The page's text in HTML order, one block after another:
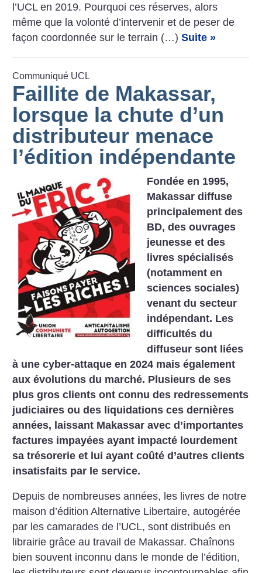
l’UCL en 2019. Pourquoi ces réserves, alors
même que la volonté d’intervenir et de peser de
façon coordonnée sur le terrain (…)Suite »
Communiqué UCL
Faillite de Makassar,
lorsque la chute d’un
distributeur menace
l’édition indépendante
Fondée en 1995,
Makassar diffuse
principalement des
BD, des ouvrages
jeunesse et des
livres spécialisés
(notamment en
sciences sociales)
venant du secteur
indépendant. Les
difficultés du
diffuseur sont liées
à une cyber-attaque en 2024 mais également
aux évolutions du marché. Plusieurs de ses
plus gros clients ont connu des redressements
judiciaires ou des liquidations ces dernières
années, laissant Makassar avec d’importantes
factures impayées ayant impacté lourdement
sa trésorerie et lui ayant coûté d’autres clients
insatisfaits par le service.
Depuis de nombreuses années, les livres de notre
maison d’édition Alternative Libertaire, autogérée
par les camarades de l’UCL, sont distribués en
librairie grâce au travail de Makassar. Chaînons
bien souvent inconnu dans le monde de l’édition,